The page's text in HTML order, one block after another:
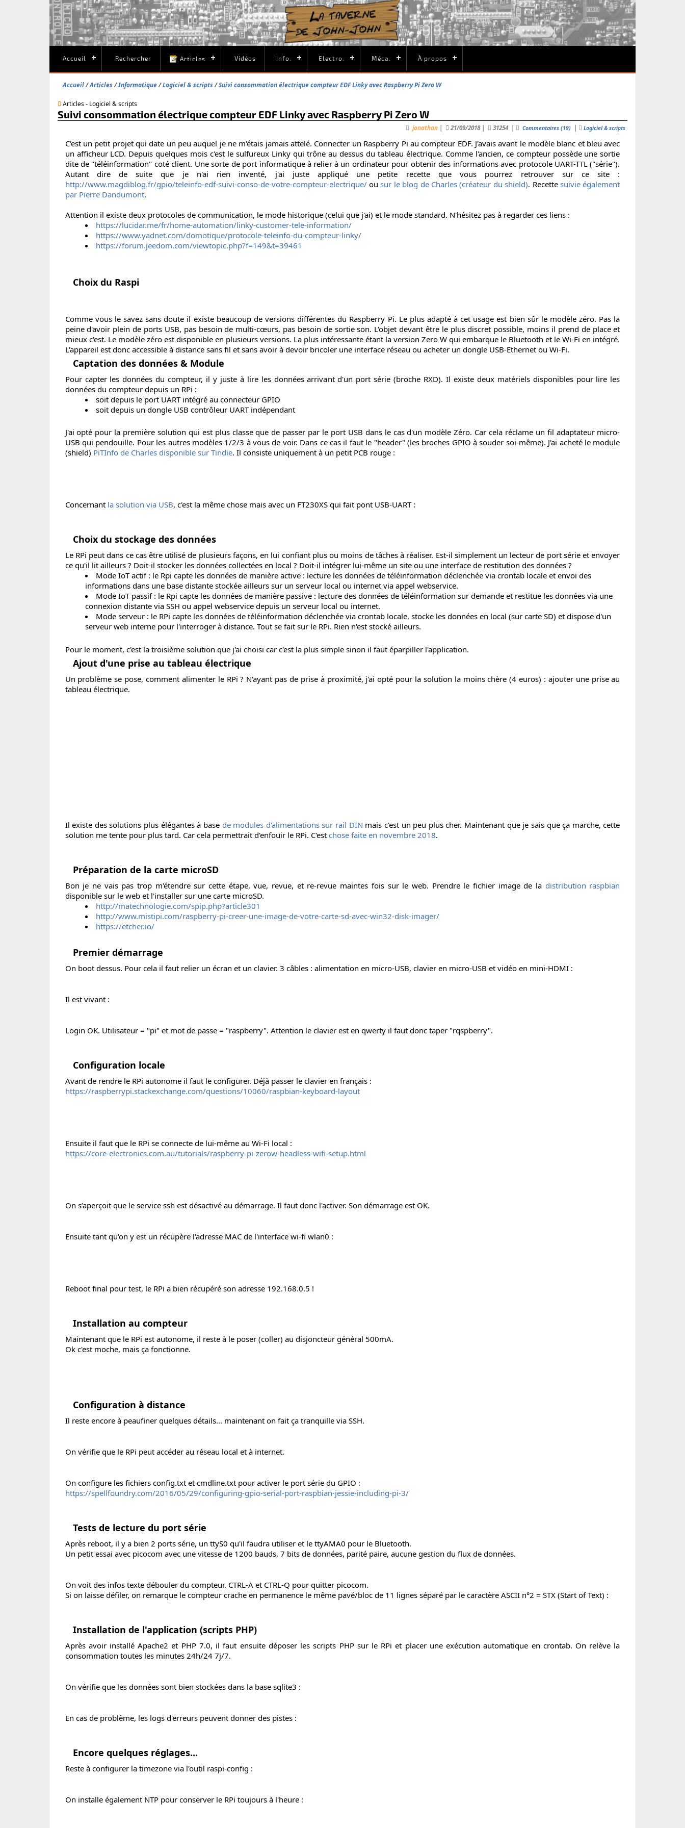
Accueil Rechercher Articles Vidéos Info. Electro. Méca. À propos
Accueil Articles Informatique Logiciel & scripts Suivi consommation électrique compteur EDF Linky avec Raspberry Pi Zero W
Articles - Logiciel & scripts
Suivi consommation électrique compteur EDF Linky avec Raspberry Pi Zero W
jonathan | 21/09/2018| 31254| Commentaires (19) | Logiciel & scripts
C'est un petit projet qui date un peu auquel je ne m'étais jamais attelé. Connecter un Raspberry Pi au compteur EDF. J'avais avant le modèle blanc et bleu avec
un afficheur LCD. Depuis quelques mois c'est le sulfureux Linky qui trône au dessus du tableau électrique. Comme l'ancien, ce compteur possède une sortie
dite de "téléinformation" coté client. Une sorte de port informatique à relier à un ordinateur pour obtenir des informations avec protocole UART-TTL ("série").
Autant dire de suite que je n'ai rien inventé, j'ai juste appliqué une petite recette que vous pourrez retrouver sur ce site :
http://www.magdiblog.fr/gpio/teleinfo-edf-suivi-conso-de-votre-compteur-electrique/ousur le blog de Charles (créateur du shield). Recettesuivie également
par Pierre Dandumont.
Attention il existe deux protocoles de communication, le mode historique (celui que j'ai) et le mode standard. N'hésitez pas à regarder ces liens :
https://lucidar.me/fr/home-automation/linky-customer-tele-information/
https://www.yadnet.com/domotique/protocole-teleinfo-du-compteur-linky/
https://forum.jeedom.com/viewtopic.php?f=149&t=39461
Choix du Raspi
Comme vous le savez sans doute il existe beaucoup de versions différentes du Raspberry Pi. Le plus adapté à cet usage est bien sûr le modèle zéro. Pas la
peine d'avoir plein de ports USB, pas besoin de multi-cœurs, pas besoin de sortie son. L'objet devant être le plus discret possible, moins il prend de place et
mieux c'est. Le modèle zéro est disponible en plusieurs versions. La plus intéressante étant la version Zero W qui embarque le Bluetooth et le Wi-Fi en intégré.
L'appareil est donc accessible à distance sans fil et sans avoir à devoir bricoler une interface réseau ou acheter un dongle USB-Ethernet ou Wi-Fi.
Captation des données & Module
Pour capter les données du compteur, il y juste à lire les données arrivant d'un port série (broche RXD). Il existe deux matériels disponibles pour lire les
données du compteur depuis un RPi :
soit depuis le port UART intégré au connecteur GPIO
soit depuis un dongle USB contrôleur UART indépendant
J'ai opté pour la première solution qui est plus classe que de passer par le port USB dans le cas d'un modèle Zéro. Car cela réclame un fil adaptateur micro-
USB qui pendouille. Pour les autres modèles 1/2/3 à vous de voir. Dans ce cas il faut le "header" (les broches GPIO à souder soi-même). J'ai acheté le module
(shield) PiTInfo de Charles disponible sur Tindie. Il consiste uniquement à un petit PCB rouge :
Concernant la solution via USB, c'est la même chose mais avec un FT230XS qui fait pont USB-UART :
Choix du stockage des données
Le RPi peut dans ce cas être utilisé de plusieurs façons, en lui confiant plus ou moins de tâches à réaliser. Est-il simplement un lecteur de port série et envoyer
ce qu'il lit ailleurs ? Doit-il stocker les données collectées en local ? Doit-il intégrer lui-même un site ou une interface de restitution des données ?
Mode IoT actif : le Rpi capte les données de manière active : lecture les données de téléinformation déclenchée via crontab locale et envoi des
informations dans une base distante stockée ailleurs sur un serveur local ou internet via appel webservice.
Mode IoT passif : le Rpi capte les données de manière passive : lecture des données de téléinformation sur demande et restitue les données via une
connexion distante via SSH ou appel webservice depuis un serveur local ou internet.
Mode serveur : le RPi capte les données de téléinformation déclenchée via crontab locale, stocke les données en local (sur carte SD) et dispose d'un
serveur web interne pour l'interroger à distance. Tout se fait sur le RPi. Rien n'est stocké ailleurs.
Pour le moment, c'est la troisième solution que j'ai choisi car c'est la plus simple sinon il faut éparpiller l'application.
Ajout d'une prise au tableau électrique
Un problème se pose, comment alimenter le RPi ? N'ayant pas de prise à proximité, j'ai opté pour la solution la moins chère (4 euros) : ajouter une prise au
tableau électrique.
Il existe des solutions plus élégantes à base de modules d'alimentations sur rail DIN mais c'est un peu plus cher. Maintenant que je sais que ça marche, cette
solution me tente pour plus tard. Car cela permettrait d'enfouir le RPi. C'est chose faite en novembre 2018.
Préparation de la carte microSD
Bon je ne vais pas trop m'étendre sur cette étape, vue, revue, et re-revue maintes fois sur le web. Prendre le fichier image de la distribution raspbian
disponible sur le web et l'installer sur une carte microSD.
http://matechnologie.com/spip.php?article301
http://www.mistipi.com/raspberry-pi-creer-une-image-de-votre-carte-sd-avec-win32-disk-imager/
https://etcher.io/
Premier démarrage
On boot dessus. Pour cela il faut relier un écran et un clavier. 3 câbles : alimentation en micro-USB, clavier en micro-USB et vidéo en mini-HDMI :
Il est vivant :
Login OK. Utilisateur = "pi" et mot de passe = "raspberry". Attention le clavier est en qwerty il faut donc taper "rqspberry".
Configuration locale
Avant de rendre le RPi autonome il faut le configurer. Déjà passer le clavier en français :
https://raspberrypi.stackexchange.com/questions/10060/raspbian-keyboard-layout
Ensuite il faut que le RPi se connecte de lui-même au Wi-Fi local :
https://core-electronics.com.au/tutorials/raspberry-pi-zerow-headless-wifi-setup.html
On s’aperçoit que le service ssh est désactivé au démarrage. Il faut donc l'activer. Son démarrage est OK.
Ensuite tant qu'on y est un récupère l'adresse MAC de l'interface wi-fi wlan0 :
Reboot final pour test, le RPi a bien récupéré son adresse 192.168.0.5 !
Installation au compteur
Maintenant que le RPi est autonome, il reste à le poser (coller) au disjoncteur général 500mA.
Ok c'est moche, mais ça fonctionne.
Configuration à distance
Il reste encore à peaufiner quelques détails... maintenant on fait ça tranquille via SSH.
On vérifie que le RPi peut accéder au réseau local et à internet.
On configure les fichiers config.txt et cmdline.txt pour activer le port série du GPIO :
https://spellfoundry.com/2016/05/29/configuring-gpio-serial-port-raspbian-jessie-including-pi-3/
Tests de lecture du port série
Après reboot, il y a bien 2 ports série, un ttyS0 qu'il faudra utiliser et le ttyAMA0 pour le Bluetooth.
Un petit essai avec picocom avec une vitesse de 1200 bauds, 7 bits de données, parité paire, aucune gestion du flux de données.
On voit des infos texte débouler du compteur. CTRL-A et CTRL-Q pour quitter picocom.
Si on laisse défiler, on remarque le compteur crache en permanence le même pavé/bloc de 11 lignes séparé par le caractère ASCII n°2 = STX (Start of Text) :
Installation de l'application (scripts PHP)
Après avoir installé Apache2 et PHP 7.0, il faut ensuite déposer les scripts PHP sur le RPi et placer une exécution automatique en crontab. On relève la
consommation toutes les minutes 24h/24 7j/7.
On vérifie que les données sont bien stockées dans la base sqlite3 :
En cas de problème, les logs d'erreurs peuvent donner des pistes :
Encore quelques réglages...
Reste à configurer la timezone via l'outil raspi-config :
On installe également NTP pour conserver le RPi toujours à l'heure :